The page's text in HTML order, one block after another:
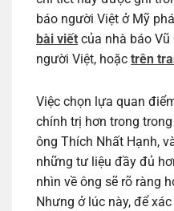
báo người Việt ở Mỹ
bài viết của nhà báo Vũ
người Việt, hoặc trên
Việc chọn lựa quan
chính trị hơn trong
ông Thích Nhất Hạnh,
những tư liệu đầy đủ
nhìn về ông sẽ rõ ràng
Nhưng ở lúc này, để